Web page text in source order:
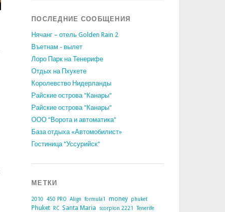
ПОСЛЕДНИЕ СООБЩЕНИЯ
Нячанг – отель Golden Rain 2
Въетнам - вылет
Лоро Парк на Тенерифе
Отдых на Пхукете
Королевство Нидерланды
Райские острова "Канары"
Райские острова "Канары"
ООО "Ворота и автоматика"
База отдыха «Автомобилист»
Гостиница "Уссурийск"
МЕТКИ
2010 450 PRO Align formula1 money phuket
Phuket RC Santa Maria scorpion 2221 Tenerife